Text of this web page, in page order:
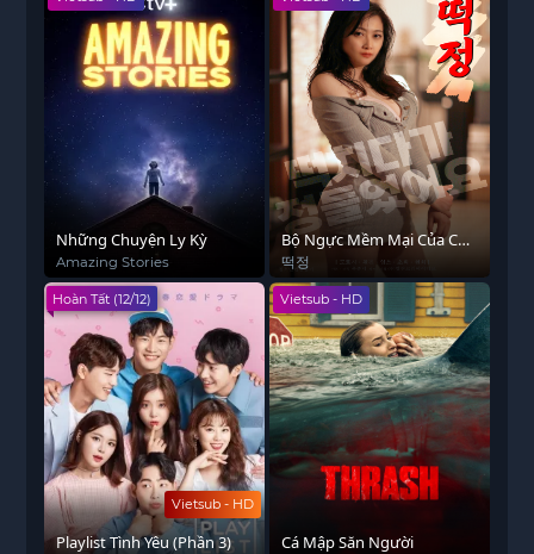
Những Chuyện Ly Kỳ
Amazing Stories
Bộ Ngực Mềm Mại Của Chị
Dâu
떡정
Vietsub - HD
Hoàn Tất (12/12)
Playlist Tình Yêu (Phần 3)
Vietsub - HD
Cá Mập Săn Người